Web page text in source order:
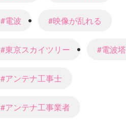
#電波 #映像が乱れる
#東京スカイツリー #電波塔
#アンテナ工事士
#アンテナ工事業者